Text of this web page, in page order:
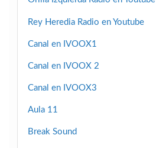
Rey Heredia Radio en Youtube
Canal en IVOOX1
Canal en IVOOX 2
Canal en IVOOX3
Aula 11
Break Sound